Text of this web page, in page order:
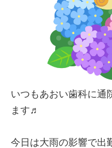
いつもあおい歯科に通
ます♬
今日は大雨の影響で出